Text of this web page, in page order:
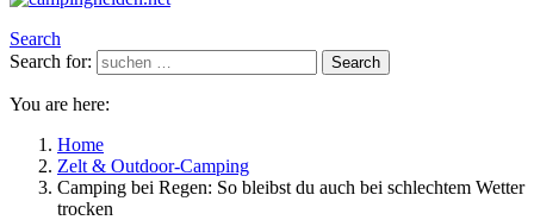
Search
Search for:
Search
You are here:
Home
Zelt & Outdoor-Camping
Camping bei Regen: So bleibst du auch bei schlechtem Wetter
trocken